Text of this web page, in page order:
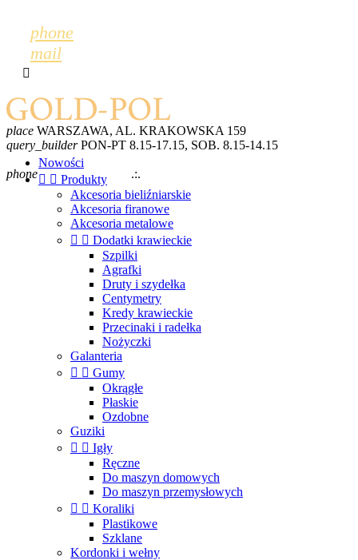
phone
mail

place WARSZAWA, AL. KRAKOWSKA 159
query_builderPON-PT 8.15-17.15, SOB. 8.15-14.15
mailGOLDPOL@GOLDPOL.PL
phone +48 600 243 702 .:.
Nowości
  Produkty
Akcesoria bieliźniarskie
Akcesoria firanowe
Akcesoria metalowe
  Dodatki krawieckie
Szpilki
Agrafki
Druty i szydełka
Centymetry
Kredy krawieckie
Przecinaki i radełka
Nożyczki
Galanteria
  Gumy
Okrągłe
Płaskie
Ozdobne
Guziki
  Igły
Ręczne
Do maszyn domowych
Do maszyn przemysłowych
  Koraliki
Plastikowe
Szklane
Kordonki i wełny